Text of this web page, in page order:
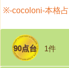
※-cocoloni-本格
90点台 1件